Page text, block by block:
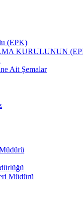
(EPK)
KURULUNUN
Ait Şemalar
Müdürü